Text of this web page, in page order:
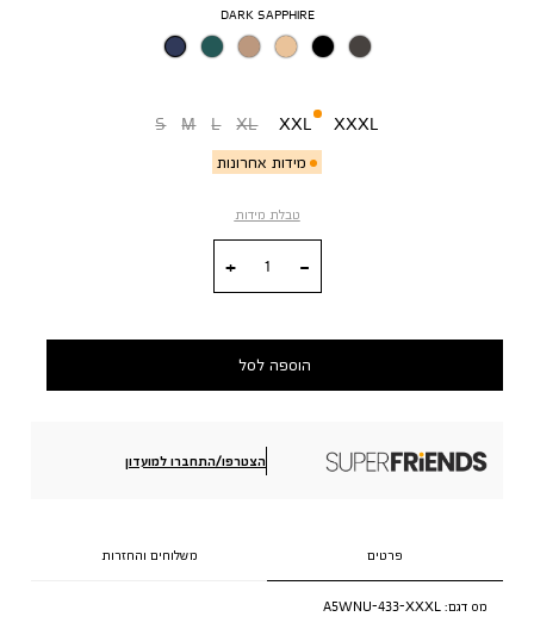
צבע
DARK SAPPHIRE
S M L XL XXL
מידות אחרונות
XXXL
טבלת מידות
הוספה לסל
הצטרפו/התחברו למועדון
פרטים משלוחים והחזרות
מס דגם: A5WNU-433-XXXL